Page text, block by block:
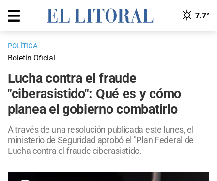
7.7°
POLÍTICA
Boletín Oficial
Lucha contra el fraude
"ciberasistido": Qué es y cómo
planea el gobierno combatirlo
A través de una resolución publicada este lunes, el
ministerio de Seguridad aprobó el "Plan Federal de
Lucha contra el fraude ciberasistido.